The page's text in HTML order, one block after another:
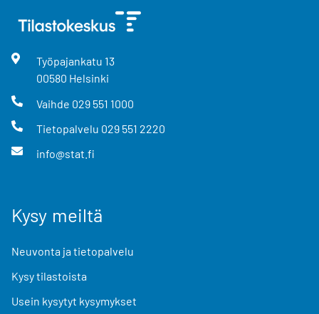
Työpajankatu 13
00580 Helsinki
Vaihde 029 551 1000
Tietopalvelu 029 551 2220
info@stat.fi
Kysy meiltä
Neuvonta ja tietopalvelu
Kysy tilastoista
Usein kysytyt kysymykset